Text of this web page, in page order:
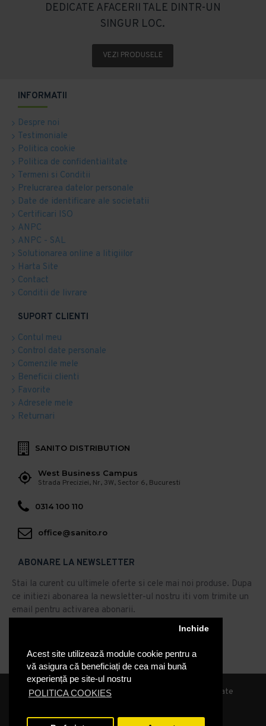
Acest site utilizează module cookie pentru a
vă asigura că beneficiați de cea mai bună
experiență pe site-ul nostru
POLITICA COOKIES
Inchide
DEDICATE AFACERII TALE DINTR-UN
SINGUR LOC.
VEZI PRODUSELE
INFORMATII
Despre noi
Testimoniale
Politica cookie
Politica de confidentialitate
Termeni si Conditii
Prelucrarea datelor personale
Date de identificare ale societatii
Certificari ISO
ANPC
ANPC - SAL
Solutionarea online a litigiilor
Harta Site
Contact
Conditii de livrare
SUPORT CLIENTI
Contul meu
Control date personale
Comenzile mele
Beneficii clienti
Favorite
Adresele mele
Returnari
SANITO DISTRIBUTION
West Business Campus
Strada Preciziei, Nr, 3W, Sector 6, Bucuresti
0314 100 110
office@sanito.ro
ABONARE LA NEWSLETTER
Stai la curent cu ultimele oferte si cele mai noi produse. Dupa
ce initiezi abonarea la newsletter-ul nostru iti vom trimite un
email pentru activarea abonarii.
Abonare
Am citit şi sunt de acord cu Politica de Confidentialitate
© 2019, Sanito Distribution, Toate drepturile rezervate